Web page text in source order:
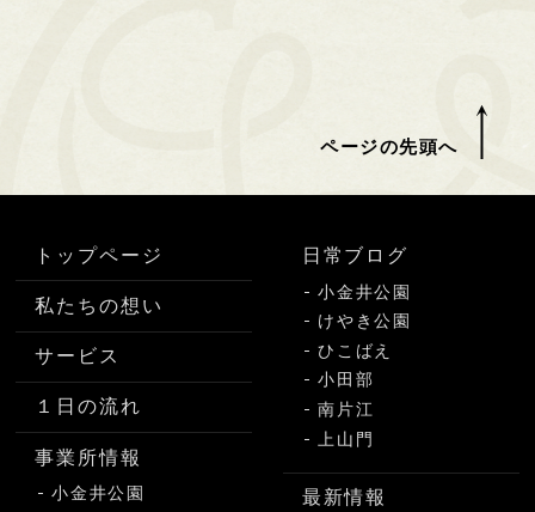
ページの先頭へ
トップページ
私たちの想い
サービス
１日の流れ
事業所情報
小金井公園
日常ブログ
小金井公園
けやき公園
ひこばえ
小田部
南片江
上山門
最新情報